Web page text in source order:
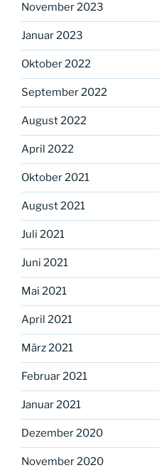
November 2023
Januar 2023
Oktober 2022
September 2022
August 2022
April 2022
Oktober 2021
August 2021
Juli 2021
Juni 2021
Mai 2021
April 2021
März 2021
Februar 2021
Januar 2021
Dezember 2020
November 2020